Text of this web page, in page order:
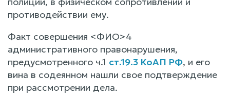
противодействии ему.
Факт совершения <ФИО>4
административного правонарушения,
предусмотренного ч.1 ст.19.3 КоАП РФ, и его
вина в содеянном нашли свое подтверждение
при рассмотрении дела.